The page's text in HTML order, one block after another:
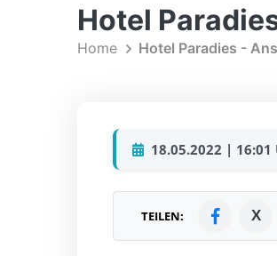
Hotel
Home Hotel Paradies -
18.05.2022 | 16:01
TEILEN: X